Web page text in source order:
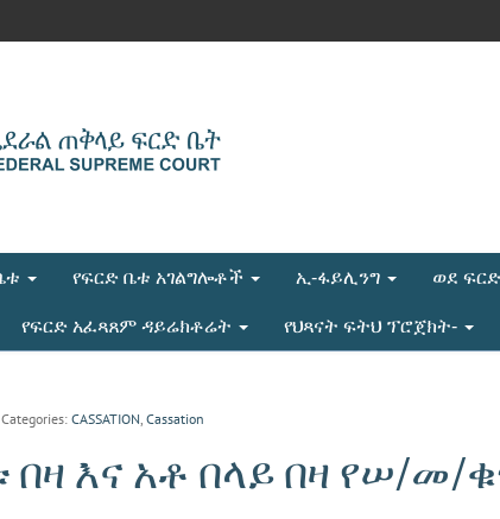
የፍርድ ቤቱ አገልግሎቶች ኢ-ፋይሊንግ ወደ
የፍርድ አፈጻጸም ዳይሬክቶሬት የህጻናት ፍትህ ፕሮጀክት-
CASSATION, Cassation
እና አቶ በላይ በዛ የሠ/መ/